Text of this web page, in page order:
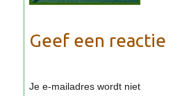
Geef een reactie
Je e-mailadres wordt niet